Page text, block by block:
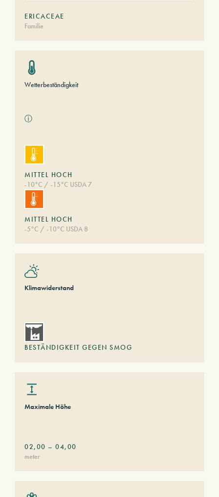
ERICACEAE
Familie
Wetterbeständigkeit
ⓘ
MITTEL HOCH
-10°C / -15°C USDA 7
MITTEL HOCH
-5°C / -10°C USDA 8
Klimawiderstand
BESTÄNDIGKEIT GEGEN SMOG
Maximale Höhe
02,00 – 04,00
meter